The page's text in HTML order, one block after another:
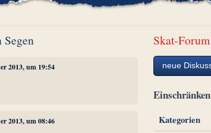
2013, um 19:54
2013, um 08:46
Skat-Forum
neue
Kategorien